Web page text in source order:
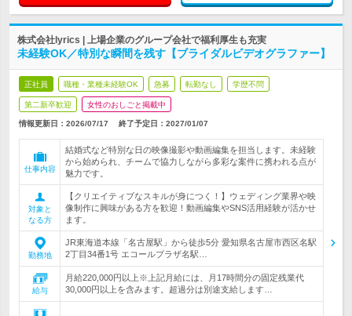
株式会社lyrics | 上場企業のグループ会社で福利厚生も充実
未経験OK／特別な瞬間を残す【ブライダルビデオグラファー】
正社員 職種・業種未経験OK 急募 転勤なし 学歴不問
第二新卒歓迎 女性のおしごと掲載中
情報更新日：2026/07/17 終了予定日： 2027/01/07
仕事内容
結婚式など特別な日の映像撮影や動画編集を担当します。未経験
から始められ、チームで協力しながら多彩な案件に携われる点が
魅力です。
対象と
なる方
【クリエイティブなスキルが身につく！】ウェディング業界や映
像制作に興味がある方を歓迎！動画編集やSNS活用経験が活かせ
ます。
勤務地
JR東海道本線「名古屋駅」から徒歩5分 愛知県名古屋市西区名駅
2丁目34番1号 エコールプラザ名駅…
給与
月給220,000円以上※上記月給には、月17時間分の固定残業代
30,000円以上を含みます。超過分は別途支給します…